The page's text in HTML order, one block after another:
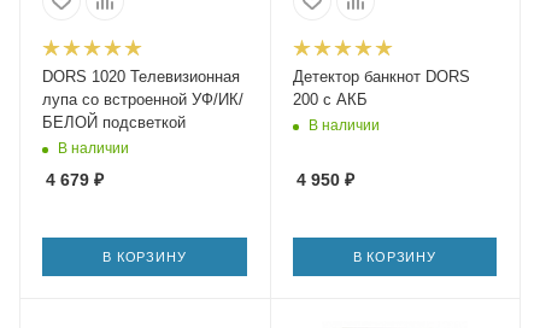
DORS 1020 Телевизионная
лупа со встроенной УФ/ИК/
БЕЛОЙ подсветкой
В наличии
4 679 ₽
В КОРЗИНУ
Детектор банкнот DORS
200 c АКБ
В наличии
4 950₽
В КОРЗИНУ